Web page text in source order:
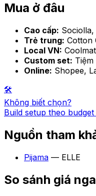
Mua ở đâu
Cao cấp:
Trẻ trung: Cotton
Local VN:
Custom set:
Online: Shopee,
🛠️
Không biết chọn?
Build setup theo
Nguồn tham
Pijama — ELLE
So sánh giá